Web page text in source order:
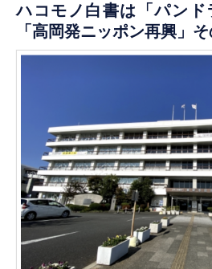
ハコモノ白書は「パン
「高岡発ニッポン再興」そ